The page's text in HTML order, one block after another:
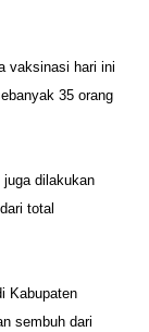
vaksinasi hari ini
35 orang
dilakukan
total
Kabupaten
sembuh dari